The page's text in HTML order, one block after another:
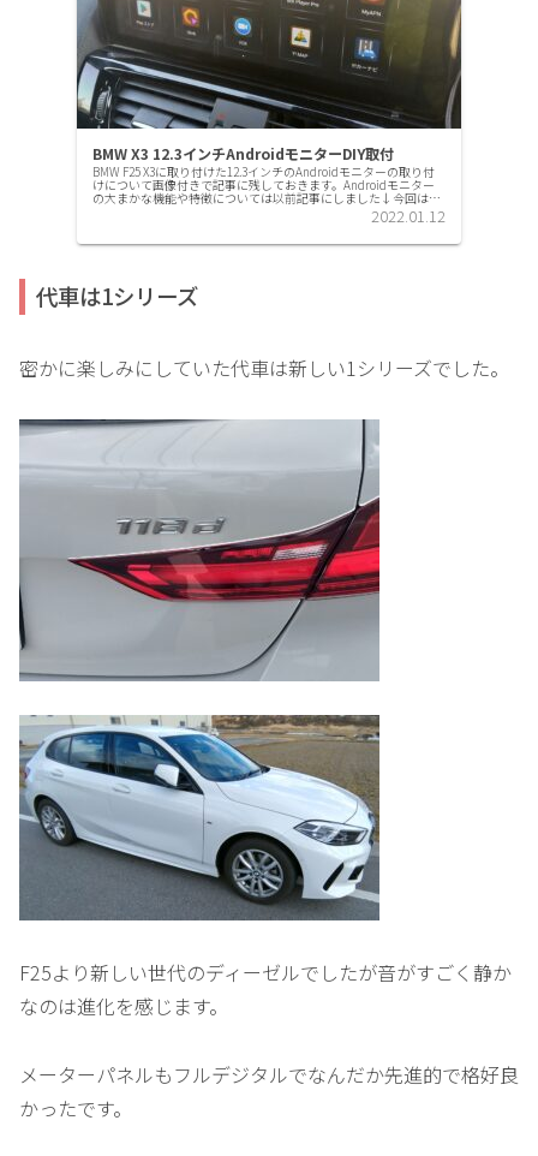
BMW X3 12.3インチAndroidモニターDIY取付
BMW F25 X3に取り付けた12.3インチのAndroidモニターの取り付
けについて画像付きで記事に残しておきます。Androidモニター
の大まかな機能や特徴については以前記事にしました↓今回は、
2022.01.12
代車は1シリーズ
密かに楽しみにしていた代車は新しい1シリーズでした。
F25より新しい世代のディーゼルでしたが音がすごく静か
なのは進化を感じます。
メーターパネルもフルデジタルでなんだか先進的で格好良
かったです。